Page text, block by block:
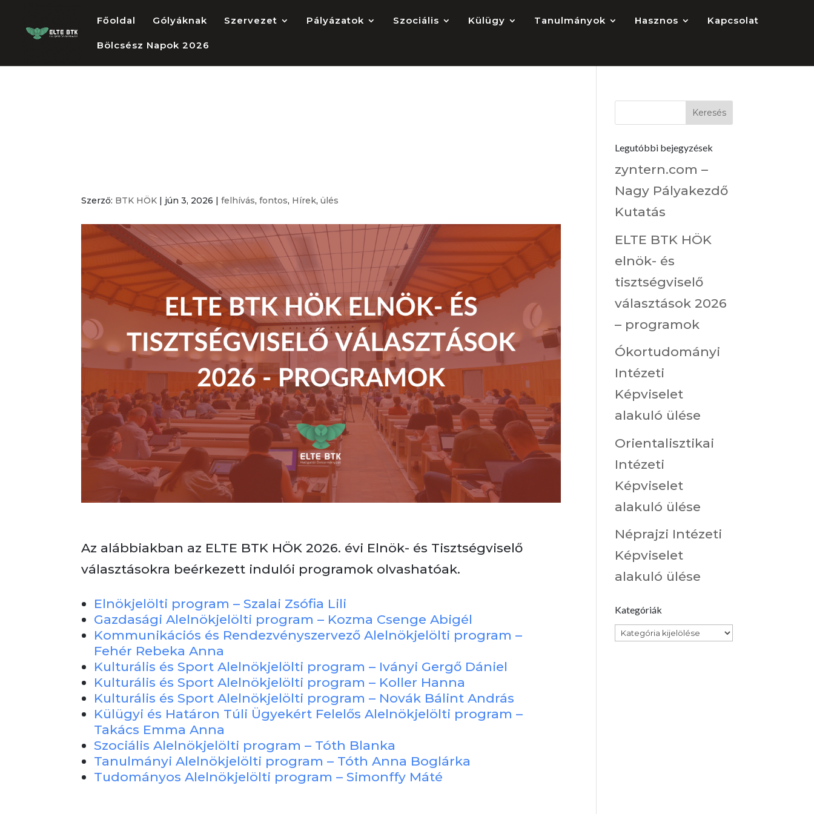
Főoldal Gólyáknak Szervezet Pályázatok Szociális Külügy Tanulmányok Hasznos Kapcsolat
Bölcsész Napok 2026
Szerző: BTK HÖK | jún 3, 2026 |felhívás,fontos, Hírek,ülés
Az alábbiakban az ELTE BTK HÖK 2026. évi Elnök- és Tisztségviselő
választásokra beérkezett indulói programok olvashatóak.
Elnökjelölti program – Szalai Zsófia Lili
Gazdasági Alelnökjelölti program – Kozma Csenge Abigél
Kommunikációs és Rendezvényszervező Alelnökjelölti program –
Fehér Rebeka Anna
Kulturális és Sport Alelnökjelölti program – Iványi Gergő Dániel
Kulturális és Sport Alelnökjelölti program – Koller Hanna
Kulturális és Sport Alelnökjelölti program – Novák Bálint András
Külügyi és Határon Túli Ügyekért Felelős Alelnökjelölti program –
Takács Emma Anna
Szociális Alelnökjelölti program – Tóth Blanka
Tanulmányi Alelnökjelölti program – Tóth Anna Boglárka
Tudományos Alelnökjelölti program – Simonffy Máté
Legutóbbi bejegyzések
zyntern.com –
Nagy Pályakezdő
Kutatás
ELTE BTK HÖK
elnök- és
tisztségviselő
választások 2026
– programok
Ókortudományi
Intézeti
Képviselet
alakuló ülése
Orientalisztikai
Intézeti
Képviselet
alakuló ülése
Néprajzi Intézeti
Képviselet
alakuló ülése
Kategóriák
Kategóriák